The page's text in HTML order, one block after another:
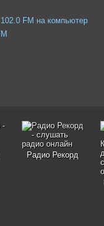
FM на компьютер
Радио Рекорд